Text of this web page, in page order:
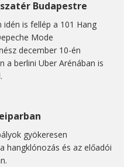
Budapestre
is fellép a 101 Hang
Mode
december 10-én
a berlini Uber Arénában is
gyökeresen
hangklónozás és az előadói